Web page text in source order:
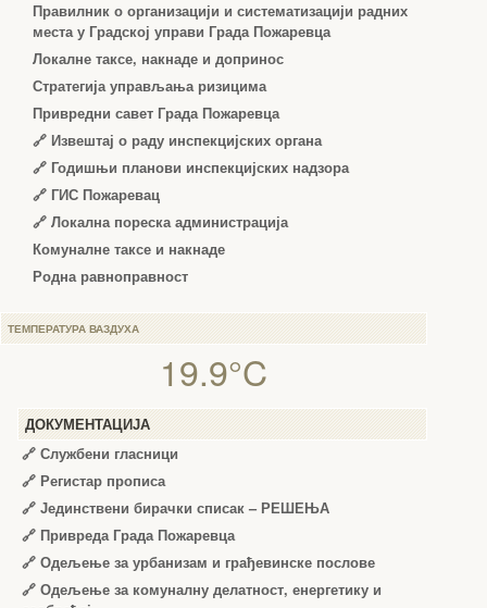
Правилник о организацији и систематизацији радних
места у Градској управи Града Пожаревца
Локалне таксе, накнаде и допринос
Стратегија управљања ризицима
Привредни савет Града Пожаревца
🔗 Извештај о раду инспекцијских органа
🔗 Годишњи планови инспекцијских надзора
🔗 ГИС Пожаревац
🔗 Локална пореска администрација
Комуналне таксе и накнаде
Родна равноправност
ТЕМПЕРАТУРА ВАЗДУХА
19.9°C
ДОКУМЕНТАЦИЈА
🔗 Службени гласници
🔗 Регистар прописа
🔗 Јединствени бирачки списак – РЕШЕЊА
🔗 Привреда Града Пожаревца
🔗 Одељење за урбанизам и грађевинске послове
🔗 Одељење за комуналну делатност, енергетику и